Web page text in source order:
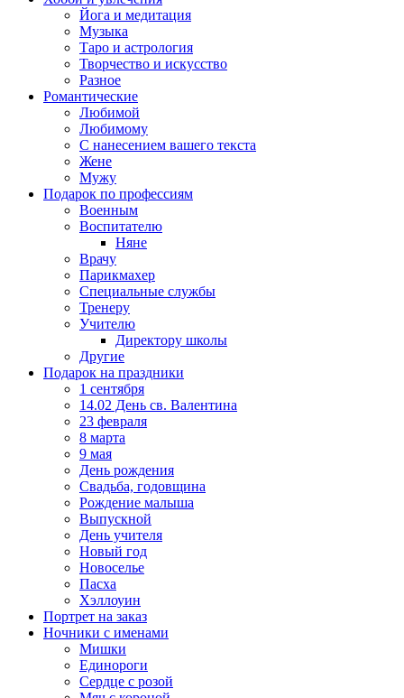
Йога и медитация
Музыка
Таро и астрология
Творчество и искусство
Разное
Романтические
Любимой
Любимому
С нанесением вашего текста
Жене
Мужу
Подарок по профессиям
Военным
Воспитателю
Няне
Врачу
Парикмахер
Специальные службы
Тренеру
Учителю
Директору школы
Другие
Подарок на праздники
1 сентября
14.02 День св. Валентина
23 февраля
8 марта
9 мая
День рождения
Свадьба, годовщина
Рождение малыша
Выпускной
День учителя
Новый год
Новоселье
Пасха
Хэллоуин
Портрет на заказ
Ночники с именами
Мишки
Единороги
Сердце с розой